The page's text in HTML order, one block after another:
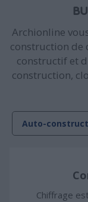
Archionline
construction de
constructif et
construction,
Auto-
Chiffrage